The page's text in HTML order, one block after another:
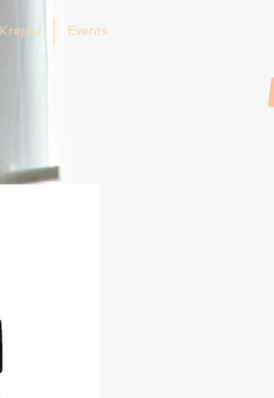
KrepeJ Events